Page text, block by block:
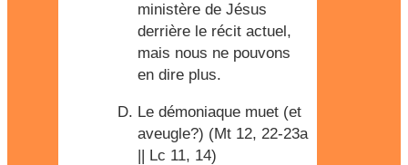
ministère de Jésus
derrière le récit actuel,
mais nous ne pouvons
en dire plus.
Le démoniaque muet (et
aveugle?) (Mt 12, 22-23a
|| Lc 11, 14)